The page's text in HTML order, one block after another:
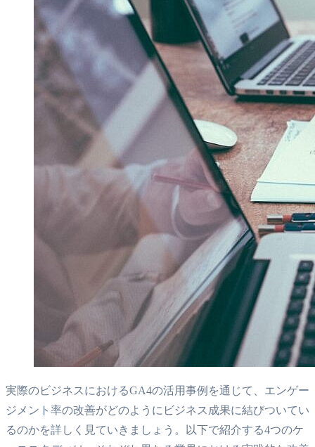
実際のビジネスにおけるGA4の活用事例を通じて、エンゲー
ジメント率の改善がどのようにビジネス成果に結びついてい
るのかを詳しく見ていきましょう。以下で紹介する4つのケ